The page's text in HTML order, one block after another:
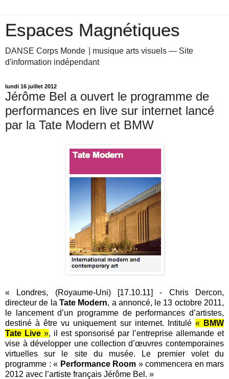
Espaces Magnétiques
DANSE Corps Monde ⎥ musique arts visuels — Site
d'information indépendant
lundi 16 juillet 2012
Jérôme Bel a ouvert le programme de
performances en live sur internet lancé
par la Tate Modern et BMW
« Londres, (Royaume-Uni) [17.10.11] - Chris Dercon,
directeur de la Tate Modern, a annoncé, le 13 octobre 2011,
le lancement d’un programme de performances d’artistes,
destiné à être vu uniquement sur internet. Intitulé « BMW
Tate Live », il est sponsorisé par l’entreprise allemande et
vise à développer une collection d’œuvres contemporaines
virtuelles sur le site du musée. Le premier volet du
programme : « Performance Room » commencera en mars
2012 avec l’artiste français Jérôme Bel. »